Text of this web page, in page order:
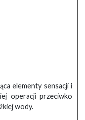
elementy sensacji i
operacji przeciwko
wody.